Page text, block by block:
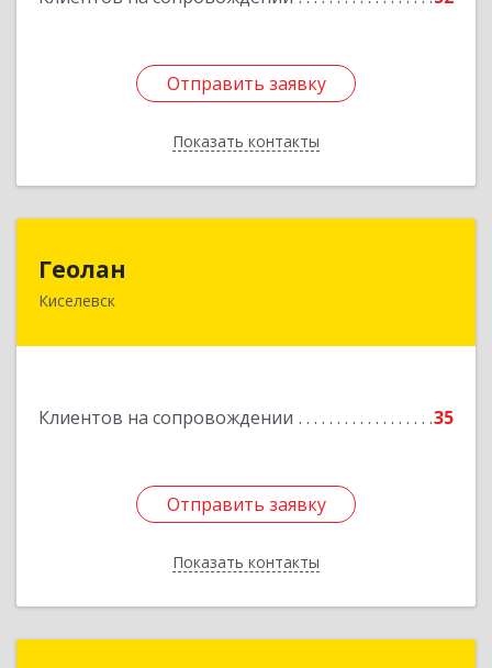
Отправить заявку
Показать контакты
Отправить заявку
Назад
Геолан
Киселевск
Клиентов на сопровождении 35
Отправить заявку
Показать контакты
Отправить заявку
Назад